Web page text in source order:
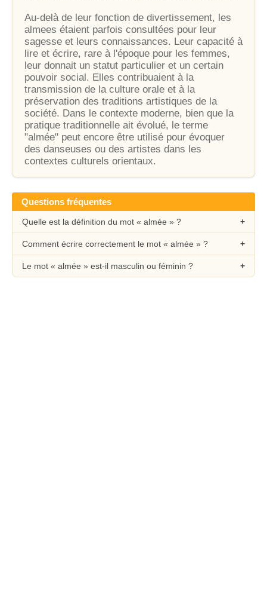
Au-delà de leur fonction de divertissement, les
almees étaient parfois consultées pour leur
sagesse et leurs connaissances. Leur capacité à
lire et écrire, rare à l'époque pour les femmes,
leur donnait un statut particulier et un certain
pouvoir social. Elles contribuaient à la
transmission de la culture orale et à la
préservation des traditions artistiques de la
société. Dans le contexte moderne, bien que la
pratique traditionnelle ait évolué, le terme
"almée" peut encore être utilisé pour évoquer
des danseuses ou des artistes dans les
contextes culturels orientaux.
Questions fréquentes
Quelle est la définition du mot « almée » ?
Comment écrire correctement le mot « almée » ?
Le mot « almée » est-il masculin ou féminin ?